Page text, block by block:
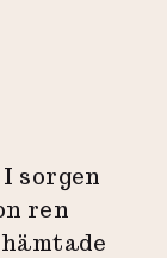
sorgen
ren